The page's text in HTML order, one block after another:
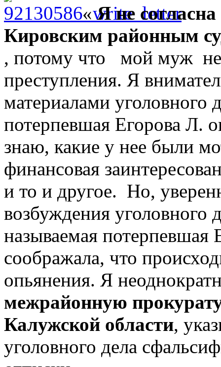
«Я не
Кировским районным
, потому что мой муж
преступления. Я
материалами уголовного
потерпевшая Егорова Л.
знаю, какие у нее были
финансовая
и то и другое. Но,
возбуждения уголовного
называемая потерпевшая
соображала, что
опьянения. Я
межрайонную
Калужской области,
уголовного дела